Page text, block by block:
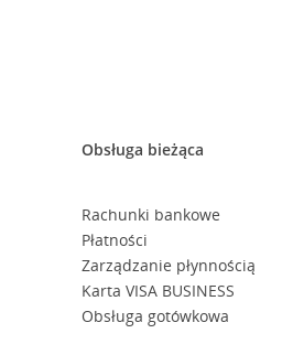
Obsługa bieżąca
Rachunki bankowe
Płatności
Zarządzanie płynnością
Karta VISA BUSINESS
Obsługa gotówkowa